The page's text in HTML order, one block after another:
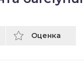
Оценка